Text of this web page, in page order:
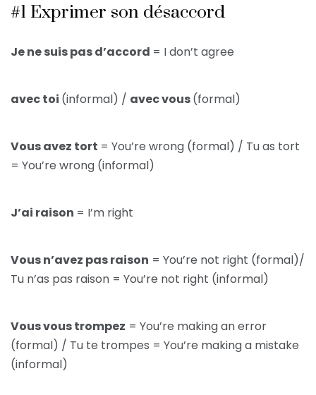
#1 Exprimer son désaccord
Je ne suis pas d’accord = I don’t agree
avec toi (informal) / avec vous(formal)
Vous avez tort = You’re wrong (formal) / Tu as tort
= You’re wrong (informal)
J’ai raison = I’m right
Vous n’avez pas raison = You’re not right (formal)/
Tu n’as pas raison = You’re not right (informal)
Vous vous trompez = You’re making an error
(formal) / Tu te trompes = You’re making a mistake
(informal)